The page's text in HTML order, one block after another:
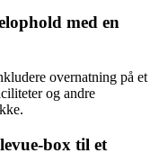
med en
overnatning på et
og andre
box til et